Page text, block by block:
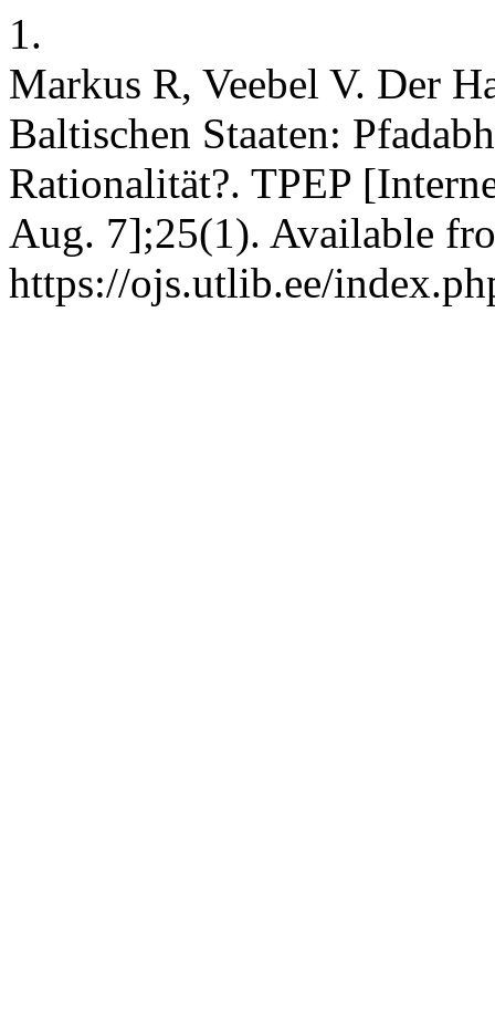
1.
Markus R, Veebel V. Der
Baltischen Staaten:
Rationalität?. TPEP
Aug. 7];25(1). Available
https://ojs.utlib.ee/